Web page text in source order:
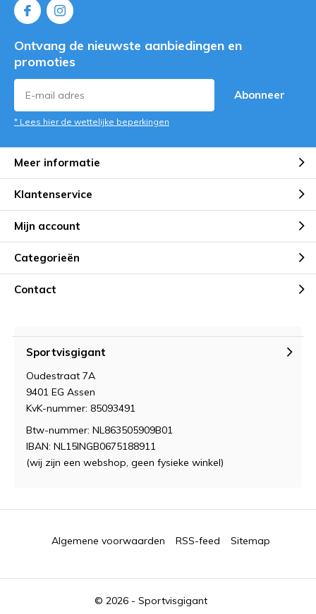
Ontvang de nieuwste aanbiedingen en
promoties
Abonneer
* Lees hier de wettelijke beperkingen
Meer informatie
Klantenservice
Mijn account
Categorieën
Contact
Sportvisgigant
Oudestraat 7A
9401 EG Assen
KvK-nummer: 85093491
Btw-nummer: NL863505909B01
IBAN: NL15INGB0675188911
(wij zijn een webshop, geen fysieke winkel)
© 2026 - Sportvisgigant
Algemene voorwaarden RSS-feed Sitemap